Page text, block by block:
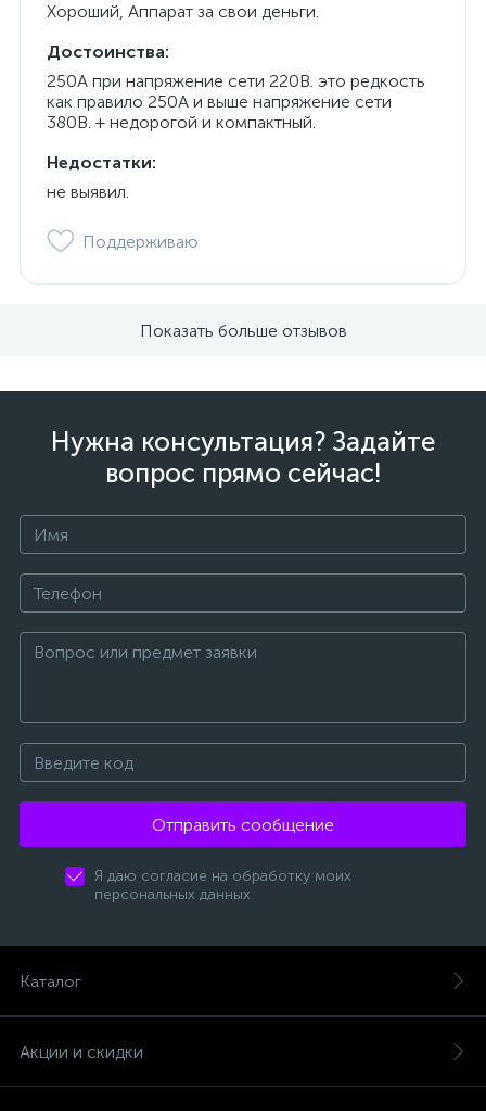
Хороший, Аппарат за свои деньги.
Достоинства:
250А при напряжение сети 220В. это редкость
как правило 250А и выше напряжение сети
380В. + недорогой и компактный.
Недостатки:
не выявил.
Поддерживаю
Показать больше отзывов
Нужна консультация? Задайте
вопрос прямо сейчас!
Отправить сообщение
Я даю согласие на обработку моих
персональных данных
Каталог
Акции и скидки